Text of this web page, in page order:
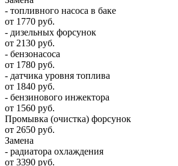
- топливного насоса в баке
от 1770 руб.
- дизельных форсунок
от 2130 руб.
- бензонасоса
от 1780 руб.
- датчика уровня топлива
от 1840 руб.
- бензинового инжектора
от 1560 руб.
Промывка (очистка) форсунок
от 2650 руб.
Замена
- радиатора охлаждения
от 3390 руб.